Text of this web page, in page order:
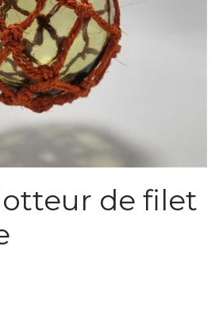
de filet